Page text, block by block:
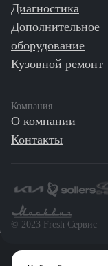
Диагностика
Дополнительное
оборудование
Кузовной ремонт
Компания
О компании
Контакты
©️ 2023 Fresh Сервис